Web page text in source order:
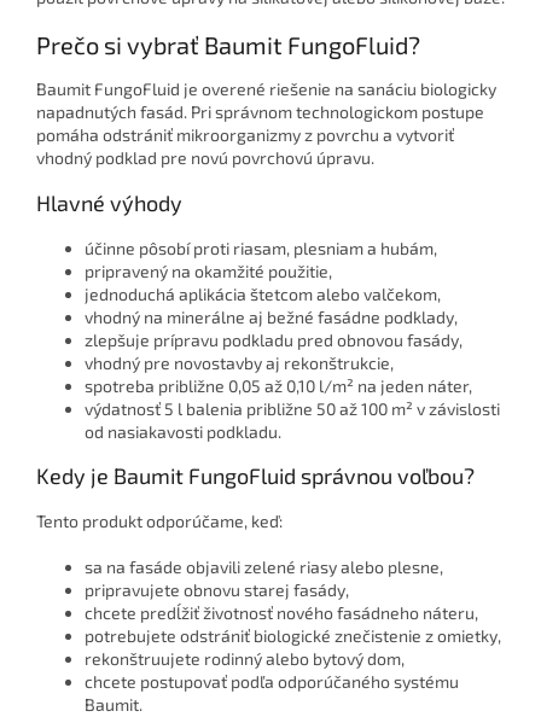
Prečo si vybrať Baumit FungoFluid?
Baumit FungoFluid je overené riešenie na sanáciu biologicky
napadnutých fasád. Pri správnom technologickom postupe
pomáha odstrániť mikroorganizmy z povrchu a vytvoriť
vhodný podklad pre novú povrchovú úpravu.
Hlavné výhody
účinne pôsobí proti riasam, plesniam a hubám,
pripravený na okamžité použitie,
jednoduchá aplikácia štetcom alebo valčekom,
vhodný na minerálne aj bežné fasádne podklady,
zlepšuje prípravu podkladu pred obnovou fasády,
vhodný pre novostavby aj rekonštrukcie,
spotreba približne 0,05 až 0,10 l/m² na jeden náter,
výdatnosť 5 l balenia približne 50 až 100 m² v závislosti
od nasiakavosti podkladu.
Kedy je Baumit FungoFluid správnou voľbou?
Tento produkt odporúčame, keď:
sa na fasáde objavili zelené riasy alebo plesne,
pripravujete obnovu starej fasády,
chcete predĺžiť životnosť nového fasádneho náteru,
potrebujete odstrániť biologické znečistenie z omietky,
rekonštruujete rodinný alebo bytový dom,
chcete postupovať podľa odporúčaného systému
Baumit.